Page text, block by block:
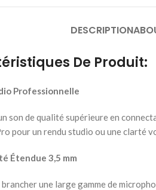
DESCRIPTION
De Produit:
Professionnelle
son de qualité supérieure en
pour un rendu studio ou une clarté
Étendue 3,5 mm
brancher une large gamme de